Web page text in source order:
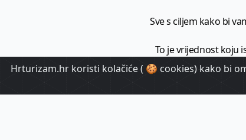
Sve s ciljem kako bi
To je vrijednost koju
Hrturizam.hr koristi kolačiće ( 🍪 cookies) kako bi